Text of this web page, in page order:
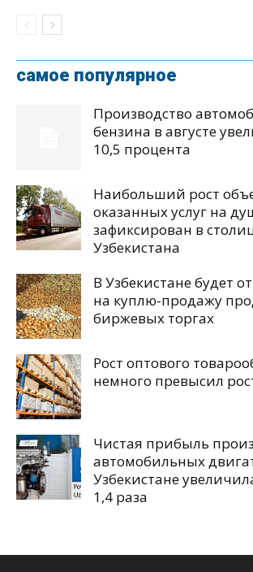
самое популярное
Производство
бензина в августе
10,5 процента
Наибольший рост
оказанных услуг на
зафиксирован в
Узбекистана
В Узбекистане будет
на куплю-продажу
биржевых торгах
Рост оптового
немного превысил
Чистая прибыль
автомобильных
Узбекистане
1,4 раза